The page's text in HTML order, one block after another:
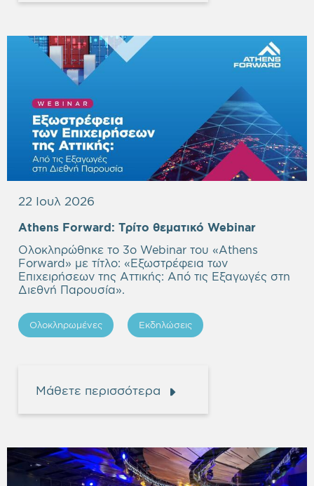
22 Ιουλ 2026
Athens Forward: Τρίτο θεματικό Webinar
Ολοκληρώθηκε το 3ο Webinar του «Athens
Forward» με τίτλο: «Εξωστρέφεια των
Επιχειρήσεων της Αττικής: Από τις Εξαγωγές στη
Διεθνή Παρουσία».
Ολοκληρωμένες Εκδηλώσεις
Μάθετε περισσότερα